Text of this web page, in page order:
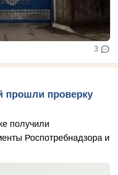
3
прошли проверку
получили
Роспотребнадзора и